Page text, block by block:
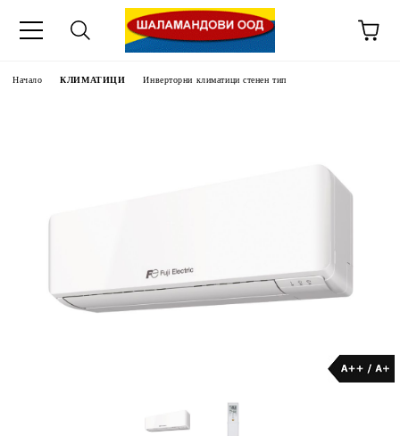
Начало КЛИМАТИЦИ Инверторни климатици стенен тип